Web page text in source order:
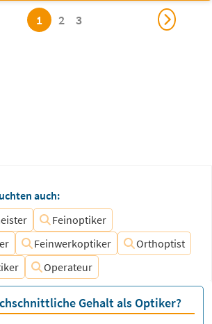
1 2 3
auch:
Feinoptiker
Feinwerkoptiker
Orthoptist
Operateur
Gehalt als Optiker?